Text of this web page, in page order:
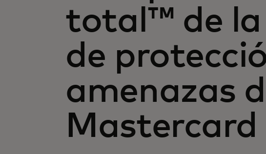
total™ de la
de
amenazas
Mastercard